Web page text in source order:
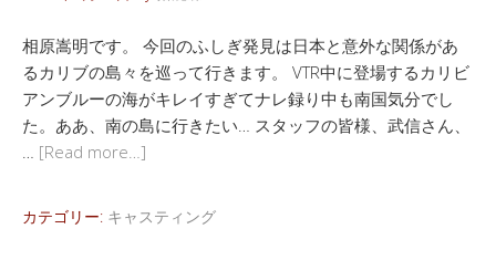
相原嵩明です。 今回のふしぎ発見は日本と意外な関係があ
るカリブの島々を巡って行きます。 VTR中に登場するカリビ
アンブルーの海がキレイすぎてナレ録り中も南国気分でし
た。ああ、南の島に行きたい… スタッフの皆様、武信さん、
[Read more…]
カテゴリー: キャスティング